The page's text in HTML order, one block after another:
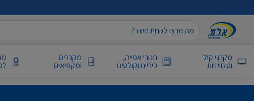
מקרני קול
וטלוויזיות
תנורי אפייה,
כיריים וקולטים
מקררים
ומקפיאים